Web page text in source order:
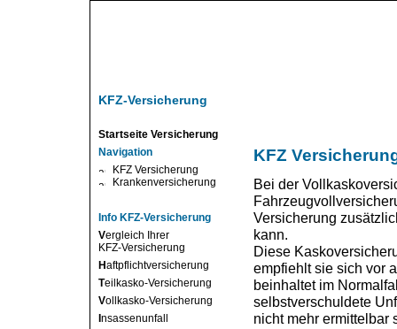
KFZ-Versicherung
Startseite Versicherung
Navigation
KFZ Versicherung
Krankenversicherung
Info KFZ-Versicherung
Vergleich Ihrer
KFZ-Versicherung
Haftpflichtversicherung
Teilkasko-Versicherung
Vollkasko-Versicherung
nsassenunfall
KFZ
Bei der
Versicherung
kann.
Diese
empfiehlt sie sich vor
beinhaltet im
selbstverschuldete
nicht mehr ermittelbar